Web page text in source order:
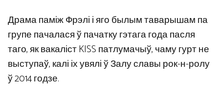
Драма паміж Фрэлі і яго былым таварышам па
групе пачалася ў пачатку гэтага года пасля
таго, як вакаліст KISS патлумачыў, чаму гурт не
выступаў, калі іх увялі ў Залу славы рок-н-ролу
ў 2014 годзе.